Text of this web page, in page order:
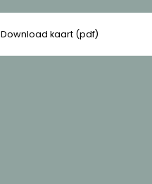
Download kaart (pdf)